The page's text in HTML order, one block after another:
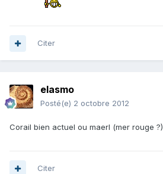
Citer
elasmo
Posté(e) 2 octobre 2012
Corail bien actuel ou maerl (mer rouge ?)
Citer